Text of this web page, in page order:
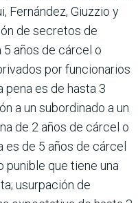
Fernández, Giuzzio y
de secretos de
años de cárcel o
por funciona­rios
pena es de hasta 3
a un subordinado a un
de 2 años de cár­cel o
es de 5 años de cárcel
punible que tiene una
usurpa­ción de